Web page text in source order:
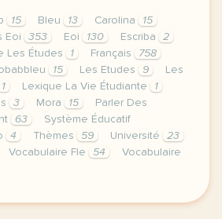
15 Bleu 13 Carolina
15
Eoi 353 Eoi 130 Escriba
2
Les Études 1 Français
758
15 Les Etudes 9
Les
1 Lexique La Vie Étudiante
1
3 Mora 15
Parler Des
63
Système Éducatif
4 Thèmes 59 Université
23
Vocabulaire Fle 54
Vocabulaire
comcette derniere semaine de